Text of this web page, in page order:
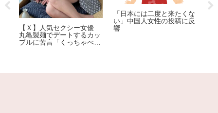
ー女優
するカッ
ちゃべる
「日本には二度と来たくな
い」中国人女性の投稿に反
響
【社会】"松本騒動より悪